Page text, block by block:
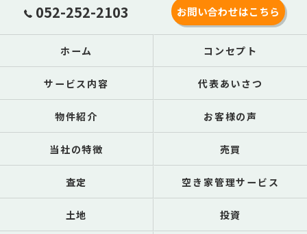
052-252-2103 お問い合わせはこちら
ホーム コンセプト
サービス内容 代表あいさつ
物件紹介 お客様の声
当社の特徴 売買
査定 空き家管理サービス
土地 投資